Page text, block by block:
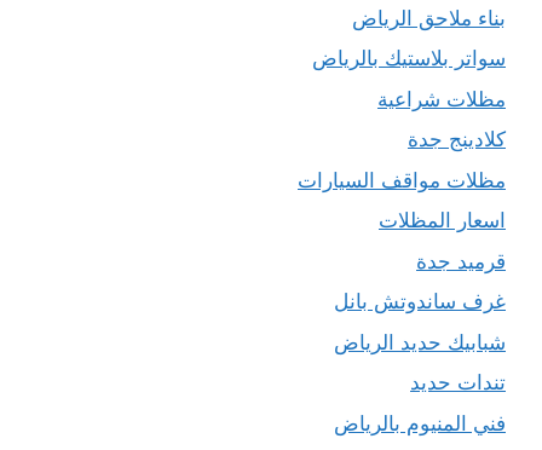
بناء ملاحق الرياض
سواتر بلاستيك بالرياض
مظلات شراعية
كلادينج جدة
مظلات مواقف السيارات
اسعار المظلات
قرميد جدة
غرف ساندوتش بانل
شبابيك حديد الرياض
تندات حديد
فني المنيوم بالرياض